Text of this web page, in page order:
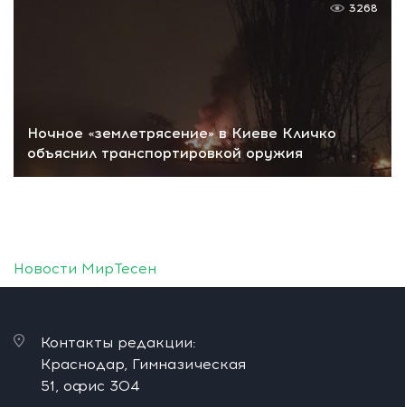
Ночное «землетрясение» в Киеве Кличко
объяснил транспортировкой оружия
3268
Новости МирТесен
Контакты редакции:
Краснодар, Гимназическая
51, офис 304